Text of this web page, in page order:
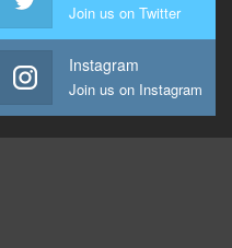
Join us on Twitter
Instagram
Join us on Instagram